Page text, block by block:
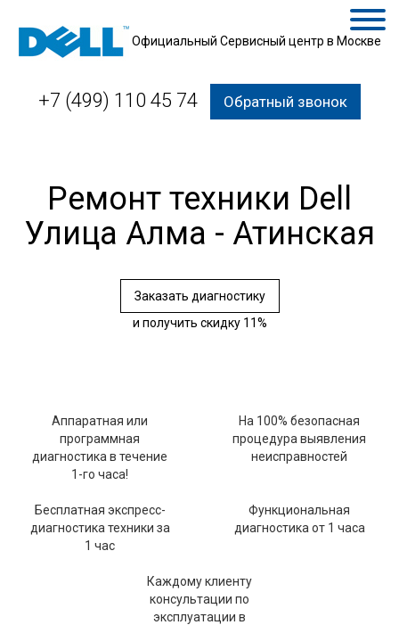
Официальный Сервисный центр в Москве
+7 (499) 110 45 74 Обратный звонок
Ремонт техники Dell
Улица Алма - Атинская
Заказать диагностику
и получить скидку 11%
Аппаратная или
программная
диагностика в течение
1-го часа!
На 100% безопасная
процедура выявления
неисправностей
Бесплатная экспресс-
диагностика техники за
1 час
Функциональная
диагностика от 1 часа
Каждому клиенту
консультации по
эксплуатации в